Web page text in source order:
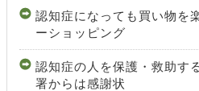
認知症になっても買い物を
ーショッピング
認知症の人を保護・救助す
署からは感謝状